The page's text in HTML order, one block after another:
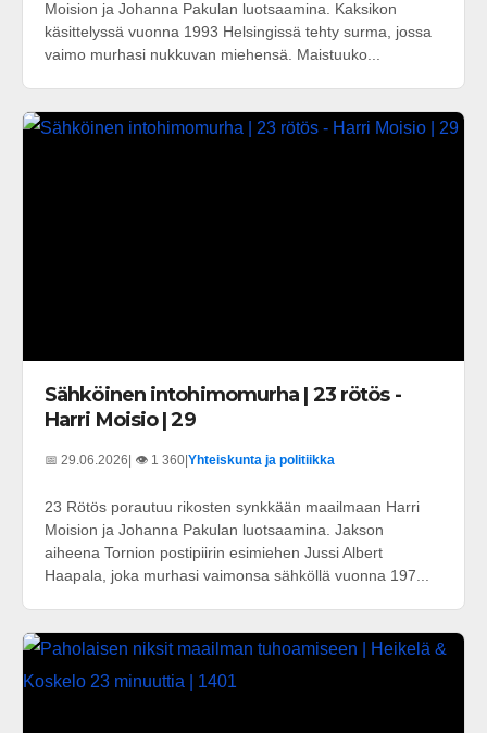
Moision ja Johanna Pakulan luotsaamina. Kaksikon
käsittelyssä vuonna 1993 Helsingissä tehty surma, jossa
vaimo murhasi nukkuvan miehensä. Maistuuko...
Sähköinen intohimomurha | 23 rötös -
Harri Moisio | 29
📅 29.06.2026| 👁️ 1 360|Yhteiskunta ja politiikka
23 Rötös porautuu rikosten synkkään maailmaan Harri
Moision ja Johanna Pakulan luotsaamina. Jakson
aiheena Tornion postipiirin esimiehen Jussi Albert
Haapala, joka murhasi vaimonsa sähköllä vuonna 197...